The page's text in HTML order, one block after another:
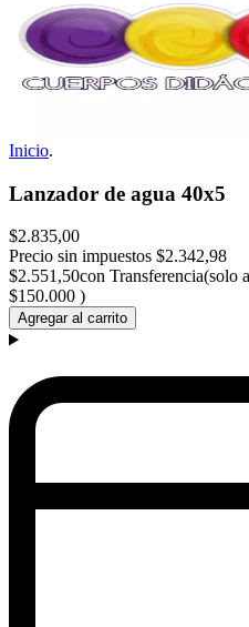
Inicio.
Lanzador de agua 40x5
$2.835,00
Precio sin impuestos $2.342,98
$2.551,50con Transferencia(solo
$150.000 )
Agregar al carrito